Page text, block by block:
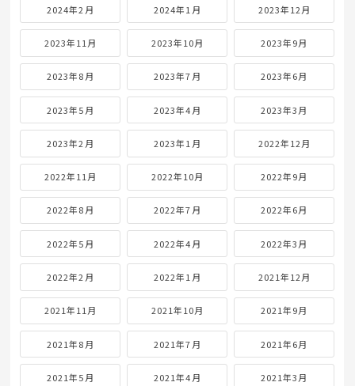
2024年2月 2024年1月 2023年12月
2023年11月 2023年10月 2023年9月
2023年8月 2023年7月 2023年6月
2023年5月 2023年4月 2023年3月
2023年2月 2023年1月 2022年12月
2022年11月 2022年10月 2022年9月
2022年8月 2022年7月 2022年6月
2022年5月 2022年4月 2022年3月
2022年2月 2022年1月 2021年12月
2021年11月 2021年10月 2021年9月
2021年8月 2021年7月 2021年6月
2021年5月 2021年4月 2021年3月